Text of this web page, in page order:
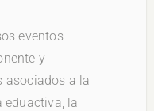
eventos
y
asociados a la
eduactiva, la